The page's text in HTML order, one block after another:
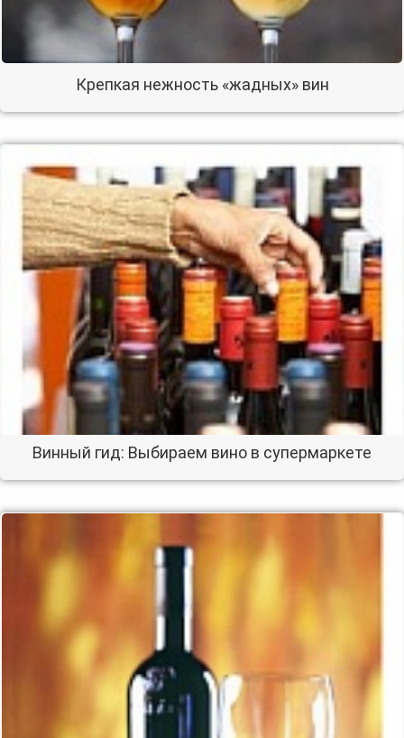
Крепкая нежность «жадных» вин
Винный гид: Выбираем вино в супермаркете